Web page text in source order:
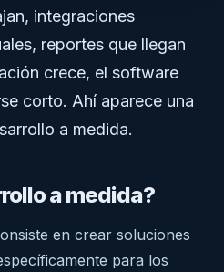
integraciones
reportes que llegan
crece, el software
corto. Ahí aparece una
a medida.
a medida?
en crear soluciones
para los